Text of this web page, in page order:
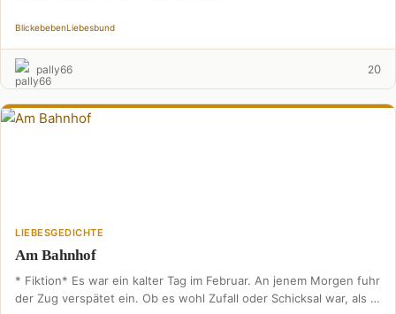
BlickebebenLiebesbund
pally66 20
LIEBESGEDICHTE
Am Bahnhof
* Fiktion* Es war ein kalter Tag im Februar. An jenem Morgen fuhr
der Zug verspätet ein. Ob es wohl Zufall oder Schicksal war, als …